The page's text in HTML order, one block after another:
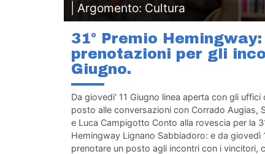
| Argomento: Cultura
31° Premio
prenotazioni per gli
Giugno.
Da giovedi' 11 Giugno linea aperta con gli
posto alle conversazioni con Corrado Augias,
e Luca Campigotto Conto alla rovescia per la
Hemingway Lignano Sabbiadoro: e da giovedì
prenotare un posto agli incontri con i vincitori,